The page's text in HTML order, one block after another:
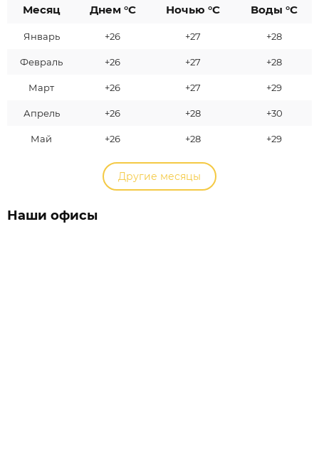
Месяц Днем °C Ночью °C Воды °C
Январь +26 +27 +28
Февраль +26 +27 +28
Март +26 +27 +29
Апрель +26 +28 +30
Май +26 +28 +29
Другие месяцы
Наши офисы